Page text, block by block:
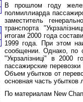
В прошлом году
полмиллиарда
заместитель
транспорта
итогам 2000 года
1999 года. При этом
сообщении. Однако, по
"Укрзалізниці" в
пассажирские
Объем убытков от
основная часть убытков
По материалам New